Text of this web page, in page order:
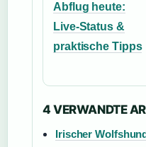
Abflug heute:
Live-Status &
praktische Tipps
4 VERWANDTE
Irischer